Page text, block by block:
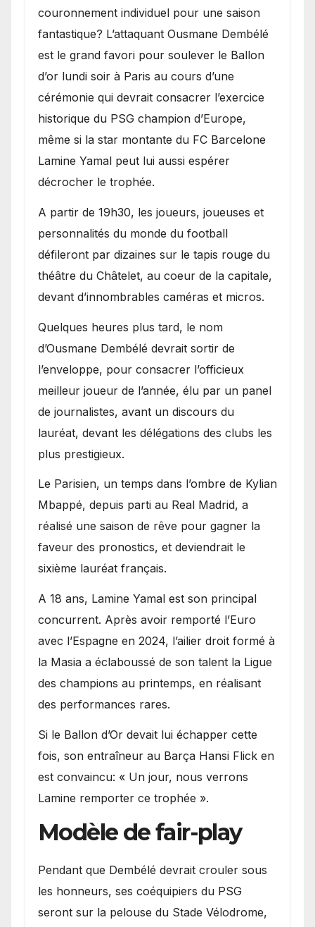
couronnement individuel pour une saison
fantastique? L’attaquant Ousmane Dembélé
est le grand favori pour soulever le Ballon
d’or lundi soir à Paris au cours d’une
cérémonie qui devrait consacrer l’exercice
historique du PSG champion d’Europe,
même si la star montante du FC Barcelone
Lamine Yamal peut lui aussi espérer
décrocher le trophée.
A partir de 19h30, les joueurs, joueuses et
personnalités du monde du football
défileront par dizaines sur le tapis rouge du
théâtre du Châtelet, au coeur de la capitale,
devant d’innombrables caméras et micros.
Quelques heures plus tard, le nom
d’Ousmane Dembélé devrait sortir de
l’enveloppe, pour consacrer l’officieux
meilleur joueur de l’année, élu par un panel
de journalistes, avant un discours du
lauréat, devant les délégations des clubs les
plus prestigieux.
Le Parisien, un temps dans l’ombre de Kylian
Mbappé, depuis parti au Real Madrid, a
réalisé une saison de rêve pour gagner la
faveur des pronostics, et deviendrait le
sixième lauréat français.
A 18 ans, Lamine Yamal est son principal
concurrent. Après avoir remporté l’Euro
avec l’Espagne en 2024, l’ailier droit formé à
la Masia a éclaboussé de son talent la Ligue
des champions au printemps, en réalisant
des performances rares.
Si le Ballon d’Or devait lui échapper cette
fois, son entraîneur au Barça Hansi Flick en
est convaincu: « Un jour, nous verrons
Lamine remporter ce trophée ».
Modèle de fair-play
Pendant que Dembélé devrait crouler sous
les honneurs, ses coéquipiers du PSG
seront sur la pelouse du Stade Vélodrome,